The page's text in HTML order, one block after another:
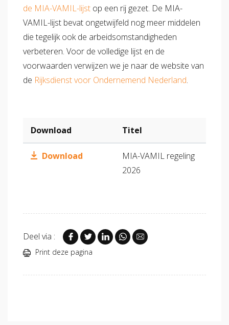
de MIA-VAMIL-lijst op een rij gezet. De MIA-
VAMIL-lijst bevat ongetwijfeld nog meer middelen
die tegelijk ook de arbeidsomstandigheden
verbeteren. Voor de volledige lijst en de
voorwaarden verwijzen we je naar de website van
de Rijksdienst voor Ondernemend Nederland.
Download Titel
Download
MIA-VAMIL regeling
2026
Deel via :
Print deze pagina